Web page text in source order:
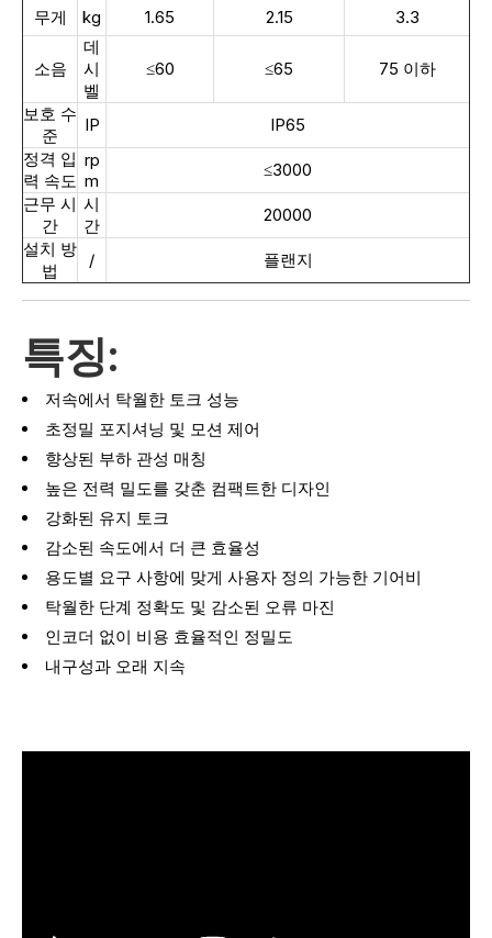
무게
kg 1.65 2.15 3.3
소음
데
시
벨
≤60 ≤65 75 이하
보호 수
준
IP
IP65
정격 입
력 속도
rp
m
≤3000
근무 시
간
시
간
20000
설치 방
법
/ 플랜지
특징:
저속에서 탁월한 토크 성능
초정밀 포지셔닝 및 모션 제어
향상된 부하 관성 매칭
높은 전력 밀도를 갖춘 컴팩트한 디자인
강화된 유지 토크
감소된 속도에서 더 큰 효율성
용도별 요구 사항에 맞게 사용자 정의 가능한 기어비
탁월한 단계 정확도 및 감소된 오류 마진
인코더 없이 비용 효율적인 정밀도
내구성과 오래 지속